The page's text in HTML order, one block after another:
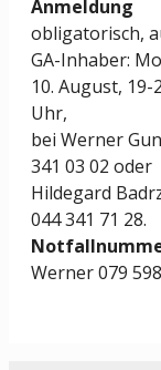
Anmeldung
obligatorisch,
GA-Inhaber:
10. August, 19-
Uhr,
bei Werner
341 03 02 oder
Hildegard
044 341 71 28.
Werner 079